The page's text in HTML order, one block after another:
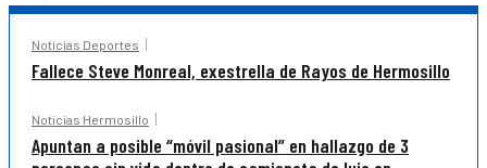
Noticias Deportes
Fallece Steve Monreal, exestrella de Rayos de Hermosillo
Noticias Hermosillo
Apuntan a posible “móvil pasional” en hallazgo de 3